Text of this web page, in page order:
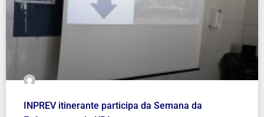
INPREV itinerante participa da Semana da